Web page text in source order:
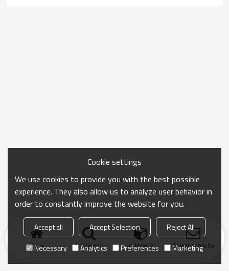
Inicio búsqueda categoría Enviar consulta
Cookie settings
We use cookies to provide you with the best possible
experience. They also allow us to analyze user behavior in
order to constantly improve the website for you.
Accept all Accept Selection
Reject All
Necessary
Analytics Preferences Marketing